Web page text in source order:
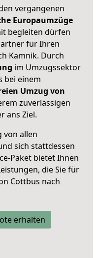
vergangenen
Europaumzüge
begleiten dürfen
für Ihren
Kamnik. Durch
im Umzugssektor
bei einem
Umzug von
zuverlässigen
ans Ziel.
von allen
sich stattdessen
Paket bietet Ihnen
die Sie für
Cottbus nach
erhalten